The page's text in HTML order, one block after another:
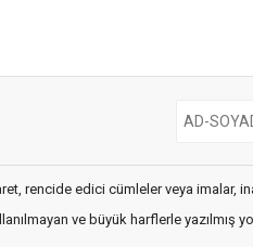
rencide edici cümleler veya imalar,
ve büyük harflerle yazılmış